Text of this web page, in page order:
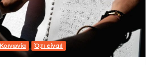
Κοινωνία Ό,τι είναι!